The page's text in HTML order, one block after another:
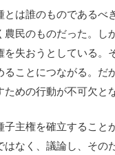
は誰のものであるべ
農民のものだった。し
を失おうとしている。
ることにつながる。だ
めの行動が不可欠と
主権を確立すること
はなく、議論し、その